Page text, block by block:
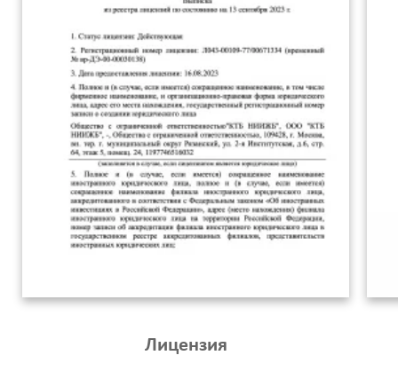
Лицензия